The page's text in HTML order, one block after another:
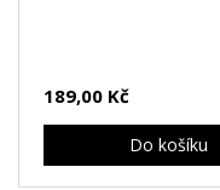
189,00 Kč
Do košíku